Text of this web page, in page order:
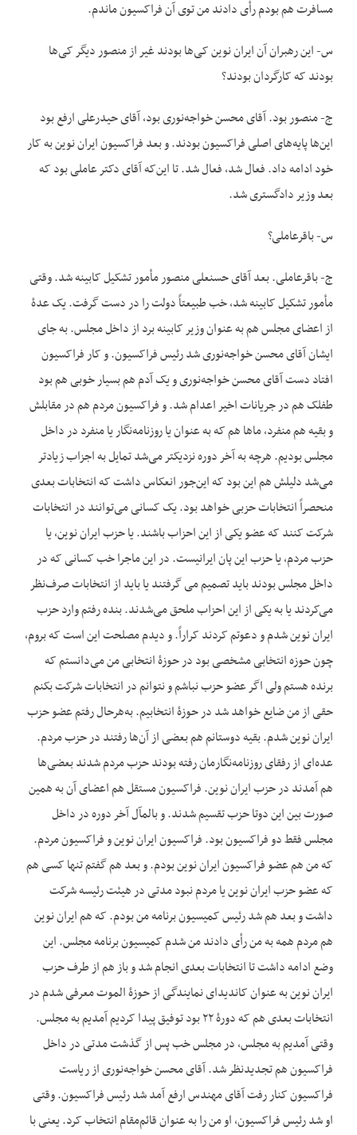
مسافرت هم بودم رأی دادند من توی آن فراکسیون ماندم.
س- این رهبران آن ایران نوین کی‌ها بودند غیر از منصور دیگر کی‌ها
بودند که کارگردان بودند؟
ج- منصور بود. آقای محسن خواجه‌نوری بود، آقای حیدرعلی ارفع بود
این‌ها پایه‌های اصلی فراکسیون بودند. و بعد فراکسیون ایران نوین به کار
خود ادامه داد. فعال شد، فعال شد. تا این‌که آقای دکتر عاملی بود که
بعد وزیر دادگستری شد.
س- باقرعاملی؟
ج- باقرعاملی. بعد آقای حسنعلی منصور مأمور تشکیل کابینه شد. وقتی
مأمور تشکیل کابینه شد، خب طبیعتاً دولت را در دست گرفت. یک عدۀ
از اعضای مجلس هم به عنوان وزیر کابینه برد از داخل مجلس. به جای
ایشان آقای محسن خواجه‌نوری شد رئیس فراکسیون. و کار فراکسیون
افتاد دست آقای محسن خواجه‌نوری و یک آدم هم بسیار خوبی هم بود
طفلک هم در جریانات اخیر اعدام شد. و فراکسیون مردم هم در مقابلش
و بقیه هم منفرد، ماها هم که به عنوان یا روزنامه‌نگار یا منفرد در داخل
مجلس بودیم. هرچه به آخر دوره نزدیکتر می‌شد تمایل به اجزاب زیادتر
می‌شد دلیلش هم این بود که این‌جور انعکاس داشت که انتخابات بعدی
منحصراً انتخابات حزبی خواهد بود. یک کسانی می‌توانند در انتخابات
شرکت کنند که عضو یکی از این احزاب باشند. یا حزب ایران نوین، یا
حزب مردم، یا حزب این پان ایرانیست. در این ماجرا خب کسانی که در
داخل مجلس بودند باید تصمیم می گرفتند یا باید از انتخابات صرف‌نظر
می‌کردند یا به یکی از این احزاب ملحق می‌شدند. بنده رفتم وارد حزب
ایران نوین شدم و دعوتم کردند کراراً. و دیدم مصلحت این است که بروم،
چون حوزه انتخابی مشخصی بود در حوزۀ انتخابی من می‌دانستم که
برنده هستم ولی اگر عضو حزب نباشم و نتوانم در انتخابات شرکت بکنم
حقی از من ضایع خواهد شد در حوزۀ انتخابیم. به‌هرحال رفتم عضو حزب
ایران نوین شدم. بقیه دوستانم هم بعضی از آن‌ها رفتند در حزب مردم.
عده‌ای از رفقای روزنامه‌نگارمان رفته بودند حزب مردم شدند بعضی‌ها
هم آمدند در حزب ایران نوین. فراکسیون مستقل هم اعضای آن به همین
صورت بین این دوتا حزب تقسیم شدند. و بالمآل آخر دوره در داخل
مجلس فقط دو فراکسیون بود. فراکسیون ایران نوین و فراکسیون مردم.
که من هم عضو فراکسیون ایران نوین بودم. و بعد هم گفتم تنها کسی هم
که عضو حزب ایران نوین یا مردم نبود مدتی در هیئت رئیسه شرکت
داشت و بعد هم شد رئیس کمیسیون برنامه من بودم. که هم ایران نوین
هم مردم همه به من رأی دادند من شدم کمیسیون برنامه مجلس. این
وضع ادامه داشت تا انتخابات بعدی انجام شد و باز هم از طرف حزب
ایران نوین به عنوان کاندیدای نمایندگی از حوزۀ الموت معرفی شدم در
انتخابات بعدی هم که دورۀ ۲۲ بود توفیق پیدا کردیم آمدیم به مجلس.
وقتی آمدیم به مجلس، در مجلس خب پس از گذشت مدتی در داخل
فراکسیون هم تجدیدنظر شد. آقای محسن خواجه‌نوری از ریاست
فراکسیون کنار رفت آقای مهندس ارفع آمد شد رئیس فراکسیون. وقتی
او شد رئیس فراکسیون، او من را به عنوان قائم‌مقام انتخاب کرد. یعنی با